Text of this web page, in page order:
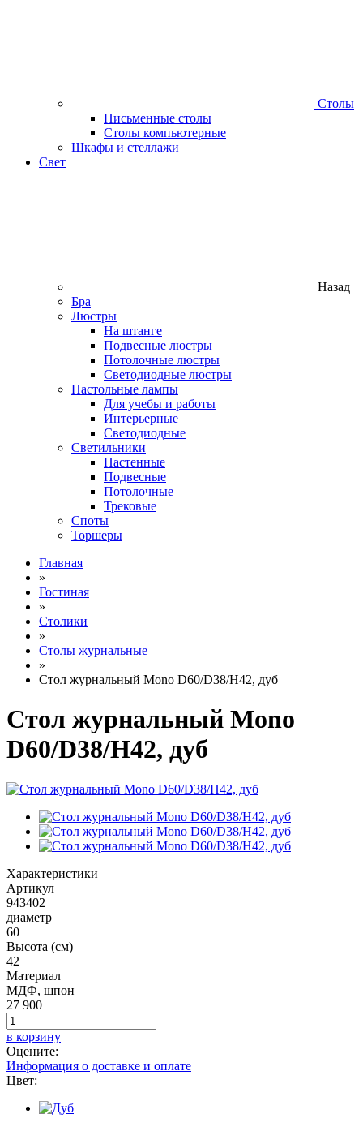
Столы
Письменные столы
Столы компьютерные
Шкафы и стеллажи
Свет
Назад
Бра
Люстры
На штанге
Подвесные люстры
Потолочные люстры
Светодиодные люстры
Настольные лампы
Для учебы и работы
Интерьерные
Светодиодные
Светильники
Настенные
Подвесные
Потолочные
Трековые
Споты
Торшеры
Главная
»
Гостиная
»
Столики
»
Столы журнальные
»
Стол журнальный Mono D60/D38/H42, дуб
Стол журнальный Mono
D60/D38/H42, дуб
Характеристики
Артикул
943402
диаметр
60
Высота (см)
42
Материал
МДФ, шпон
27 900
в корзину
Оцените:
Информация о доставке и оплате
Цвет: